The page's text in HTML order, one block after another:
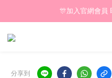
🎊加入官網會員
🎊加入官網會員
全館滿
分享到